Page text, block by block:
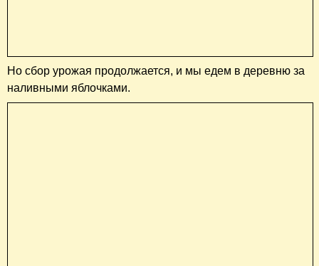
Но сбор урожая продолжается, и мы едем в деревню за
наливными яблочками.